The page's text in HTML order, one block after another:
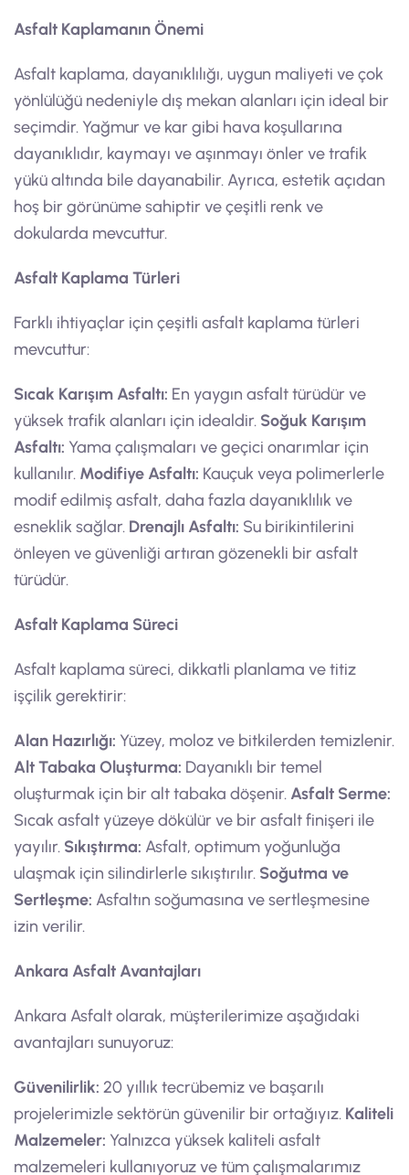
Asfalt Kaplamanın Önemi
Asfalt kaplama, dayanıklılığı, uygun maliyeti ve çok
yönlülüğü nedeniyle dış mekan alanları için ideal bir
seçimdir. Yağmur ve kar gibi hava koşullarına
dayanıklıdır, kaymayı ve aşınmayı önler ve trafik
yükü altında bile dayanabilir. Ayrıca, estetik açıdan
hoş bir görünüme sahiptir ve çeşitli renk ve
dokularda mevcuttur.
Asfalt Kaplama Türleri
Farklı ihtiyaçlar için çeşitli asfalt kaplama türleri
mevcuttur:
Sıcak Karışım Asfaltı: En yaygın asfalt türüdür ve
yüksek trafik alanları için idealdir. Soğuk Karışım
Asfaltı: Yama çalışmaları ve geçici onarımlar için
kullanılır. Modifiye Asfaltı: Kauçuk veya polimerlerle
modif edilmiş asfalt, daha fazla dayanıklılık ve
esneklik sağlar. Drenajlı Asfaltı: Su birikintilerini
önleyen ve güvenliği artıran gözenekli bir asfalt
türüdür.
Asfalt Kaplama Süreci
Asfalt kaplama süreci, dikkatli planlama ve titiz
işçilik gerektirir:
Alan Hazırlığı: Yüzey, moloz ve bitkilerden temizlenir.
Alt Tabaka Oluşturma: Dayanıklı bir temel
oluşturmak için bir alt tabaka döşenir. Asfalt Serme:
Sıcak asfalt yüzeye dökülür ve bir asfalt finişeri ile
yayılır. Sıkıştırma: Asfalt, optimum yoğunluğa
ulaşmak için silindirlerle sıkıştırılır. Soğutma ve
Sertleşme: Asfaltın soğumasına ve sertleşmesine
izin verilir.
Ankara Asfalt Avantajları
Ankara Asfalt olarak, müşterilerimize aşağıdaki
avantajları sunuyoruz:
Güvenilirlik: 20 yıllık tecrübemiz ve başarılı
projelerimizle sektörün güvenilir bir ortağıyız. Kaliteli
Malzemeler: Yalnızca yüksek kaliteli asfalt
malzemeleri kullanıyoruz ve tüm çalışmalarımız